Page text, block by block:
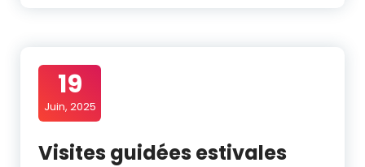
19
Juin, 2025
Visites guidées estivales